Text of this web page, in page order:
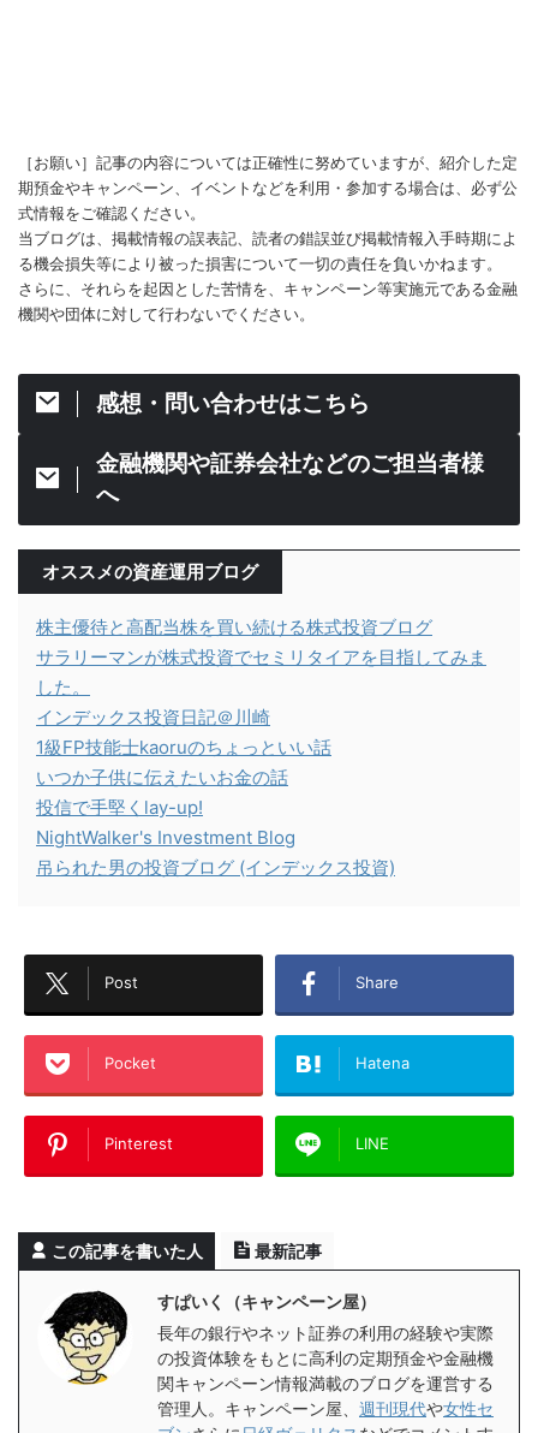
［お願い］記事の内容については正確性に努めていますが、紹介した定
期預金やキャンペーン、イベントなどを利用・参加する場合は、必ず公
式情報をご確認ください。
当ブログは、掲載情報の誤表記、読者の錯誤並び掲載情報入手時期によ
る機会損失等により被った損害について一切の責任を負いかねます。
さらに、それらを起因とした苦情を、キャンペーン等実施元である金融
機関や団体に対して行わないでください。
感想・問い合わせはこちら
金融機関や証券会社などのご担当者様
へ
オススメの資産運用ブログ
株主優待と高配当株を買い続ける株式投資ブログ
サラリーマンが株式投資でセミリタイアを目指してみま
した。
インデックス投資日記＠川崎
1級FP技能士kaoruのちょっといい話
いつか子供に伝えたいお金の話
投信で手堅くlay-up!
NightWalker's Investment Blog
吊られた男の投資ブログ (インデックス投資)
Post Share
Pocket Hatena
Pinterest LINE
この記事を書いた人 最新記事
すぱいく（キャンペーン屋）
長年の銀行やネット証券の利用の経験や実際
の投資体験をもとに高利の定期預金や金融機
関キャンペーン情報満載のブログを運営する
管理人。キャンペーン屋、 週刊現代や女性セ